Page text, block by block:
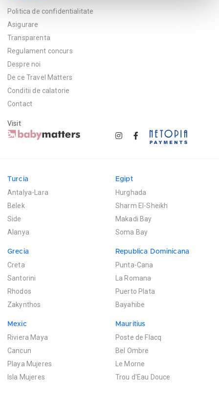
Politica de confidentialitate
Asigurare
Transparenta
Regulament concurs
Despre noi
De ce Travel Matters
Conditii de calatorie
Contact
Visit
Turcia
Antalya-Lara
Belek
Side
Alanya
Egipt
Hurghada
Sharm El-Sheikh
Makadi Bay
Soma Bay
Grecia
Creta
Santorini
Rhodos
Zakynthos
Republica Dominicana
Punta-Cana
La Romana
Puerto Plata
Bayahibe
Mexic
Riviera Maya
Cancun
Playa Mujeres
Isla Mujeres
Mauritius
Poste de Flacq
Bel Ombre
Le Morne
Trou d'Eau Douce